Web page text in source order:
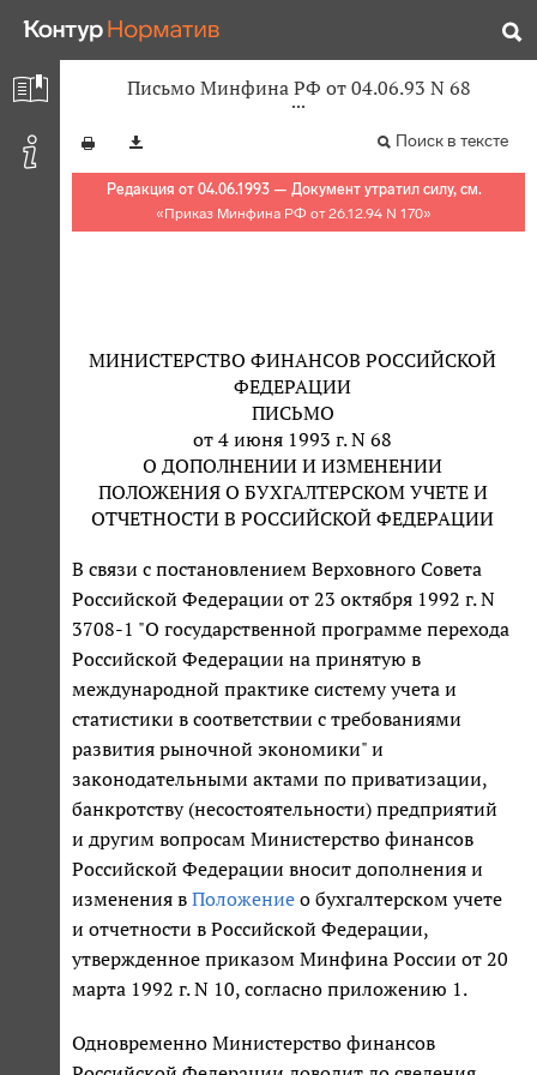
Письмо Минфина РФ от 04.06.93 N 68
Поиск в тексте
Редакция от 04.06.1993 — Документ утратил силу, см.
«Приказ Минфина РФ от 26.12.94 N 170»
МИНИСТЕРСТВО ФИНАНСОВ РОССИЙСКОЙ
ФЕДЕРАЦИИ
ПИСЬМО
от 4 июня 1993 г. N 68
О ДОПОЛНЕНИИ И ИЗМЕНЕНИИ
ПОЛОЖЕНИЯ О БУХГАЛТЕРСКОМ УЧЕТЕ И
ОТЧЕТНОСТИ В РОССИЙСКОЙ ФЕДЕРАЦИИ
В связи с постановлением Верховного Совета
Российской Федерации от 23 октября 1992 г. N
3708-1 "О государственной программе перехода
Российской Федерации на принятую в
международной практике систему учета и
статистики в соответствии с требованиями
развития рыночной экономики" и
законодательными актами по приватизации,
банкротству (несостоятельности) предприятий
и другим вопросам Министерство финансов
Российской Федерации вносит дополнения и
изменения в Положение о бухгалтерском учете
и отчетности в Российской Федерации,
утвержденное приказом Минфина России от 20
марта 1992 г. N 10, согласно приложению 1.
Одновременно Министерство финансов